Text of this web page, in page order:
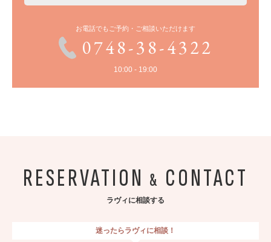
お電話でもご予約・ご相談いただけます
0748-38-4322
10:00 - 19:00
RESERVATION & CONTACT
ラヴィに相談する
迷ったらラヴィに相談！